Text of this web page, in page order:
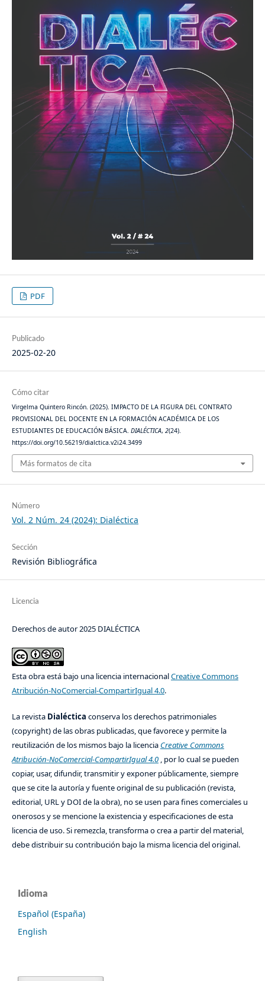
PDF
Publicado
2025-02-20
Cómo citar
Virgelma Quintero Rincón. (2025). IMPACTO DE LA FIGURA DEL CONTRATO
PROVISIONAL DEL DOCENTE EN LA FORMACIÓN ACADÉMICA DE LOS
ESTUDIANTES DE EDUCACIÓN BÁSICA. DIALÉCTICA, 2(24).
https://doi.org/10.56219/dialctica.v2i24.3499
Más formatos de cita
Número
Vol. 2 Núm. 24 (2024): Dialéctica
Sección
Revisión Bibliográfica
Licencia
Derechos de autor 2025 DIALÉCTICA
Esta obra está bajo una licencia internacionalCreative Commons
Atribución-NoComercial-CompartirIgual 4.0.
La revista Dialéctica conserva los derechos patrimoniales
(copyright) de las obras publicadas, que favorece y permite la
reutilización de los mismos bajo la licencia Creative Commons
Atribución-NoComercial-CompartirIgual 4.0, por lo cual se pueden
copiar, usar, difundir, transmitir y exponer públicamente, siempre
que se cite la autoría y fuente original de su publicación (revista,
editorial, URL y DOI de la obra), no se usen para fines comerciales u
onerosos y se mencione la existencia y especificaciones de esta
licencia de uso. Si remezcla, transforma o crea a partir del material,
debe distribuir su contribución bajo la misma licencia del original.
Idioma
Español (España)
English